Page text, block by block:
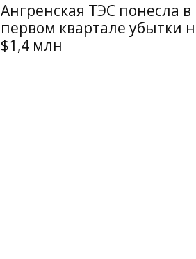
Ангренская ТЭС понесла в
первом квартале убытки
$1,4 млн